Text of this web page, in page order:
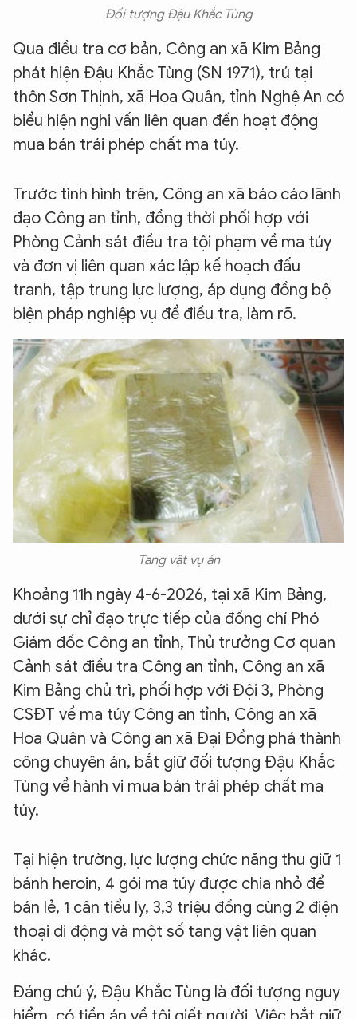
Đối tượng Đậu Khắc Tùng
Qua điều tra cơ bản, Công an xã Kim Bảng
phát hiện Đậu Khắc Tùng (SN 1971), trú tại
thôn Sơn Thịnh, xã Hoa Quân, tỉnh Nghệ An có
biểu hiện nghi vấn liên quan đến hoạt động
mua bán trái phép chất ma túy.
Trước tình hình trên, Công an xã báo cáo lãnh
đạo Công an tỉnh, đồng thời phối hợp với
Phòng Cảnh sát điều tra tội phạm về ma túy
và đơn vị liên quan xác lập kế hoạch đấu
tranh, tập trung lực lượng, áp dụng đồng bộ
biện pháp nghiệp vụ để điều tra, làm rõ.
Tang vật vụ án
Khoảng 11h ngày 4-6-2026, tại xã Kim Bảng,
dưới sự chỉ đạo trực tiếp của đồng chí Phó
Giám đốc Công an tỉnh, Thủ trưởng Cơ quan
Cảnh sát điều tra Công an tỉnh, Công an xã
Kim Bảng chủ trì, phối hợp với Đội 3, Phòng
CSĐT về ma túy Công an tỉnh, Công an xã
Hoa Quân và Công an xã Đại Đồng phá thành
công chuyên án, bắt giữ đối tượng Đậu Khắc
Tùng về hành vi mua bán trái phép chất ma
túy.
Tại hiện trường, lực lượng chức năng thu giữ 1
bánh heroin, 4 gói ma túy được chia nhỏ để
bán lẻ, 1 cân tiểu ly, 3,3 triệu đồng cùng 2 điện
thoại di động và một số tang vật liên quan
khác.
Đáng chú ý, Đậu Khắc Tùng là đối tượng nguy